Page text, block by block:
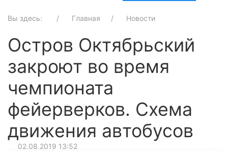
Вы здесь: Главная Новости
Остров Октябрьский
закроют во время
чемпионата
фейерверков. Схема
движения автобусов
02.08.2019 13:52